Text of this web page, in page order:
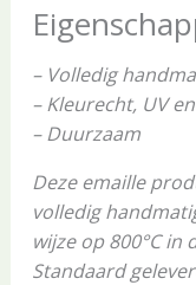
– Volledig
– Kleurecht, UV
– Duurzaam
Deze emaille
volledig
wijze op 800°C in
Standaard